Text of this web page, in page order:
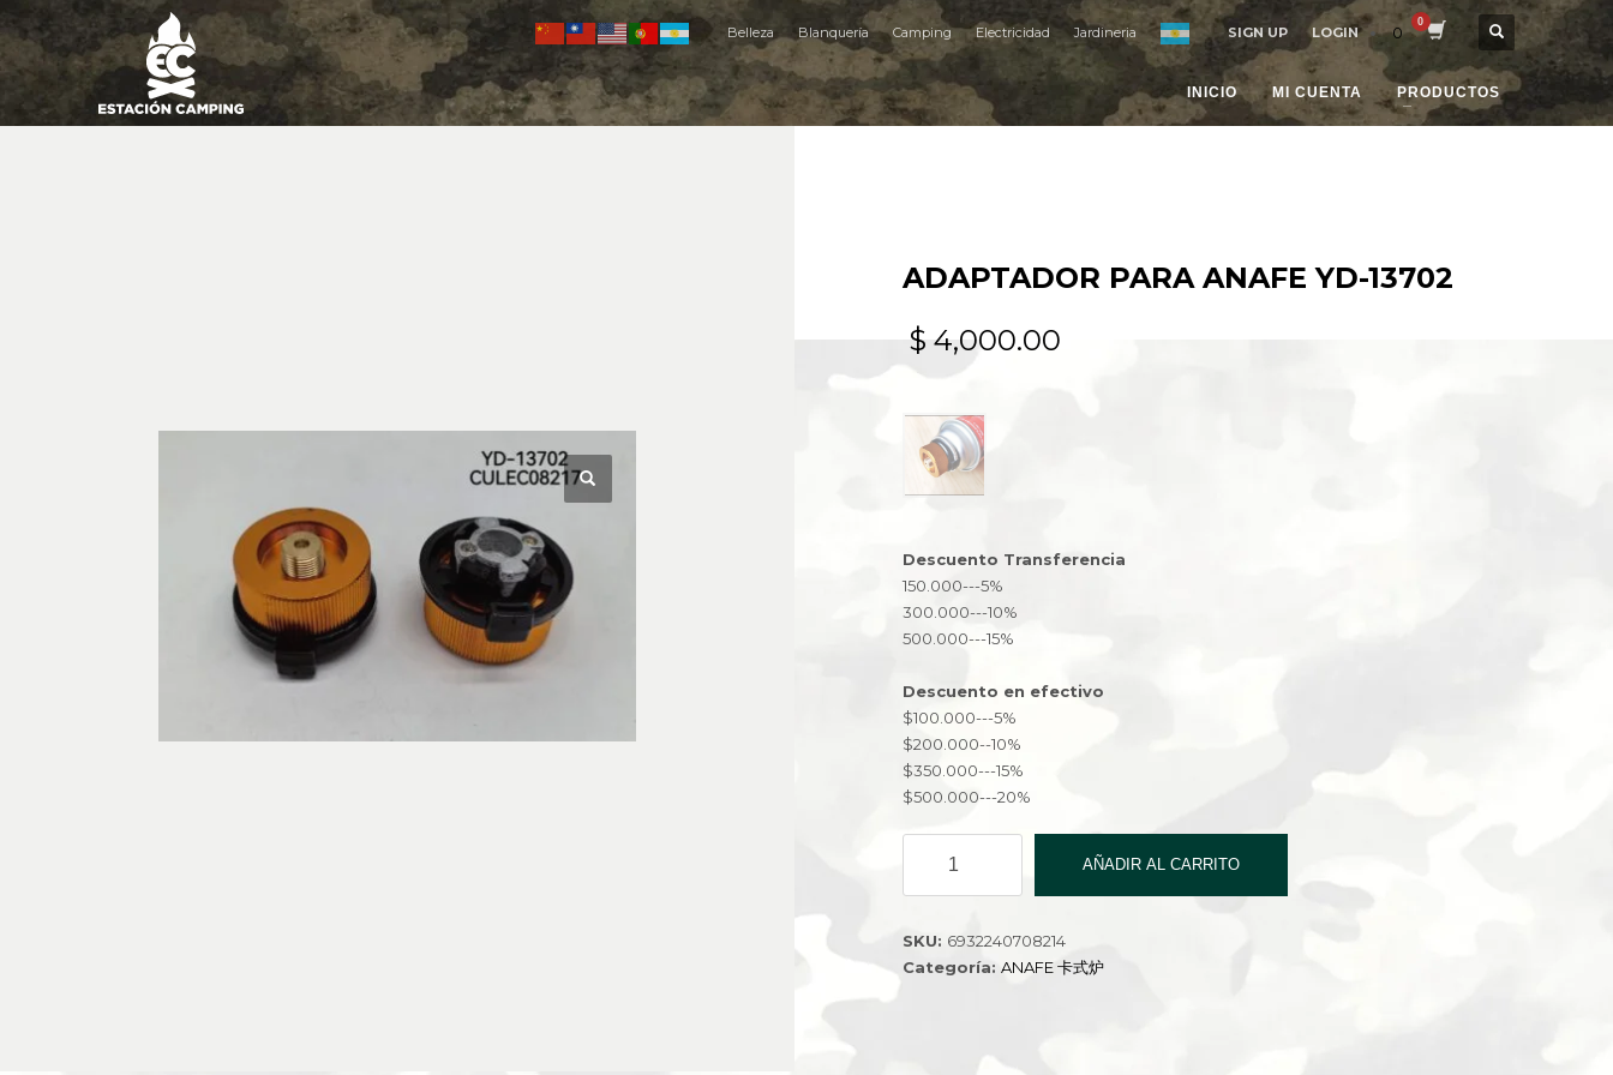
Belleza Blanquería Camping Electricidad Jardineria SIGN UP LOGIN 0
INICIO MI CUENTA PRODUCTOS
ADAPTADOR PARA ANAFE YD-13702
$ 4,000.00
Descuento Transferencia
150.000---5%
300.000---10%
500.000---15%
Descuento en efectivo
$100.000---5%
$200.000--10%
$350.000---15%
$500.000---20%
ANAFE
13702
cantidad
AÑADIR AL CARRITO
SKU: 6932240708214
Categoría: ANAFE 卡式炉